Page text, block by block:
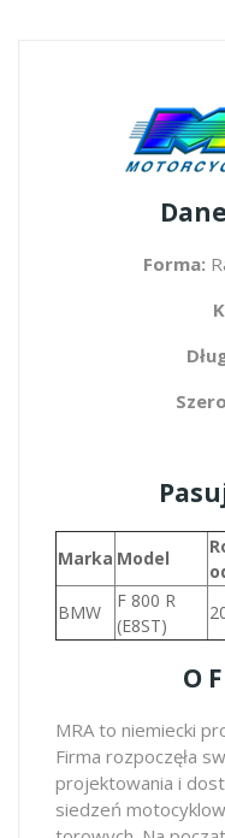
Forma:
Marka Model
BMW
F 800 R
(E8ST)
O
MRA to niemiecki
Firma rozpoczęła
projektowania i
siedzeń